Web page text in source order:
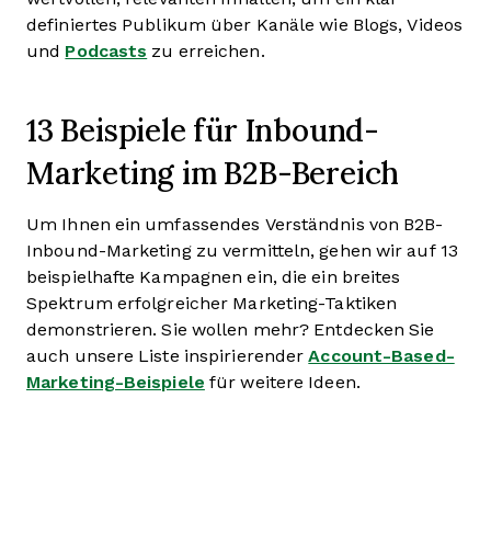
definiertes Publikum über Kanäle wie Blogs, Videos
und Podcasts zu erreichen.
13 Beispiele für Inbound-
Marketing im B2B-Bereich
Um Ihnen ein umfassendes Verständnis von B2B-
Inbound-Marketing zu vermitteln, gehen wir auf 13
beispielhafte Kampagnen ein, die ein breites
Spektrum erfolgreicher Marketing-Taktiken
demonstrieren. Sie wollen mehr? Entdecken Sie
auch unsere Liste inspirierenderAccount-Based-
Marketing-Beispiele für weitere Ideen.